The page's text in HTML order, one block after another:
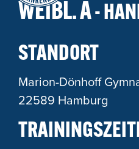
WEIBL. A-
STANDORT
Marion-Dönhoff
22589 Hamburg